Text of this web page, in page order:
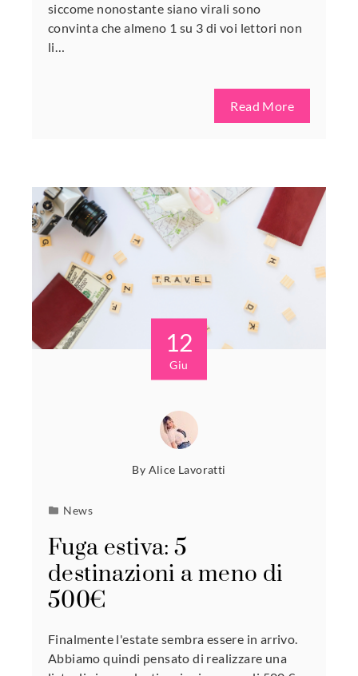
siccome nonostante siano virali sono
convinta che almeno 1 su 3 di voi lettori non
li…
Read More
12
Giu
By Alice Lavoratti
News
Fuga estiva: 5
destinazioni a meno di
500€
Finalmente l'estate sembra essere in arrivo.
Abbiamo quindi pensato di realizzare una